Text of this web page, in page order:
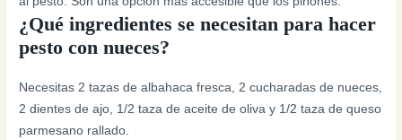
¿Qué ingredientes se necesitan para hacer
pesto con nueces?
Necesitas 2 tazas de albahaca fresca, 2 cucharadas de nueces,
2 dientes de ajo, 1/2 taza de aceite de oliva y 1/2 taza de queso
parmesano rallado.